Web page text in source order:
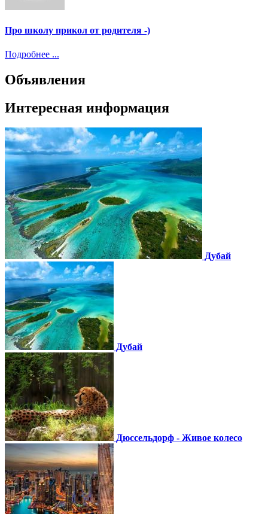
Про школу прикол от родителя -)
Подробнее ...
Объявления
Интересная информация
Дубай
Дубай
Дюссельдорф - Живое колесо